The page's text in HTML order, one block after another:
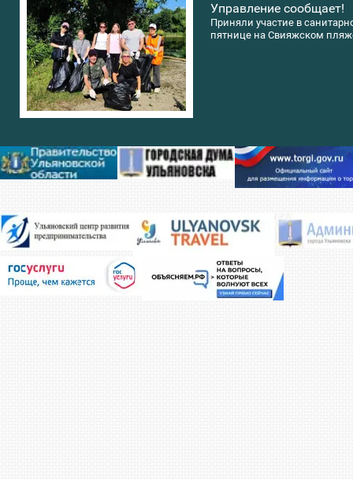
Управление сообщает!
Приняли участие в
пятнице на Свияжском